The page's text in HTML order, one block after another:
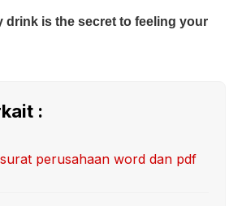
:
perusahaan word dan pdf